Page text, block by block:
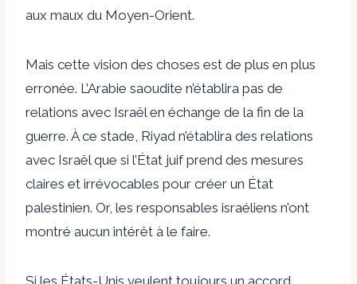
aux maux du Moyen-Orient.
Mais cette vision des choses est de plus en plus
erronée. L’Arabie saoudite n’établira pas de
relations avec Israël en échange de la fin de la
guerre. À ce stade, Riyad n’établira des relations
avec Israël que si l’État juif prend des mesures
claires et irrévocables pour créer un État
palestinien. Or, les responsables israéliens n’ont
montré aucun intérêt à le faire.
Si les États-Unis veulent toujours un accord